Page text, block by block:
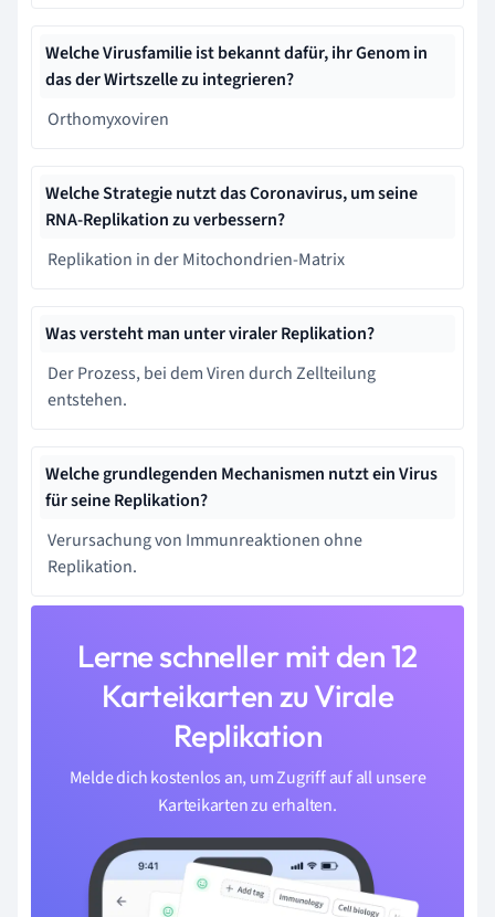
Welche Virusfamilie ist bekannt dafür, ihr Genom in
das der Wirtszelle zu integrieren?
Orthomyxoviren
Welche Strategie nutzt das Coronavirus, um seine
RNA-Replikation zu verbessern?
Replikation in der Mitochondrien-Matrix
Was versteht man unter viraler Replikation?
Der Prozess, bei dem Viren durch Zellteilung
entstehen.
Welche grundlegenden Mechanismen nutzt ein Virus
für seine Replikation?
Verursachung von Immunreaktionen ohne
Replikation.
Lerne schneller mit den 12
Karteikarten zu Virale
Replikation
Melde dich kostenlos an, um Zugriff auf all unsere
Karteikarten zu erhalten.